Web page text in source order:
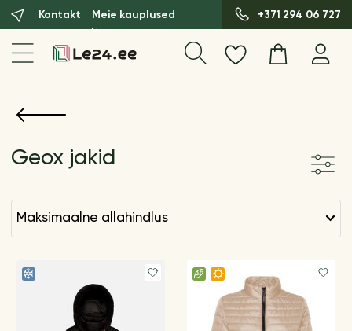
Kontakt Meie kauplused +371 294 06 727
Geox jakid
maksimaalne allahindlus